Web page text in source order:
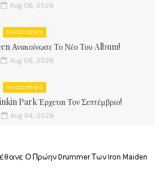
Aug 06, 2026
MUSIC NEWS
Ανακοίνωσε Το Νέο Του Album!
Aug 06, 2026
MUSIC NEWS
Park Έρχεται Τον Σεπτέμβριο!
Aug 04, 2026
Ο Πρώην Drummer Των Iron Maiden